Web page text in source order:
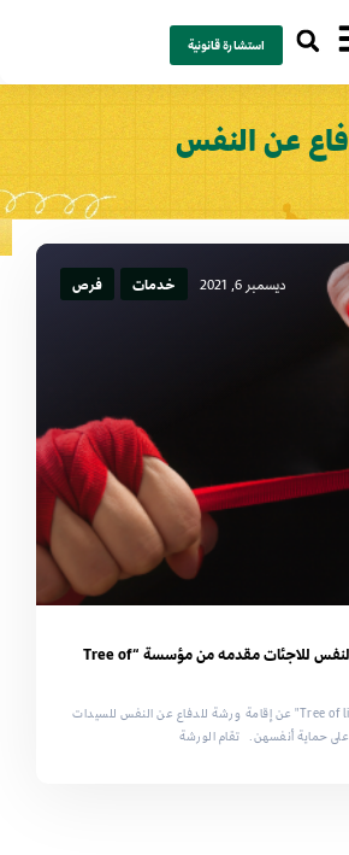
استشارة قانونية
عن النفس
ديسمبر 6, 2021 خدمات فرص
ورشة دفاع عن النفس للاجئات مقدمه من مؤسسة “Tree of
أعلنت مؤسسة "Tree of life" عن إقامة ورشة للدفاع عن النفس للسيدات
حماية أنفسهن. تقام الورشة